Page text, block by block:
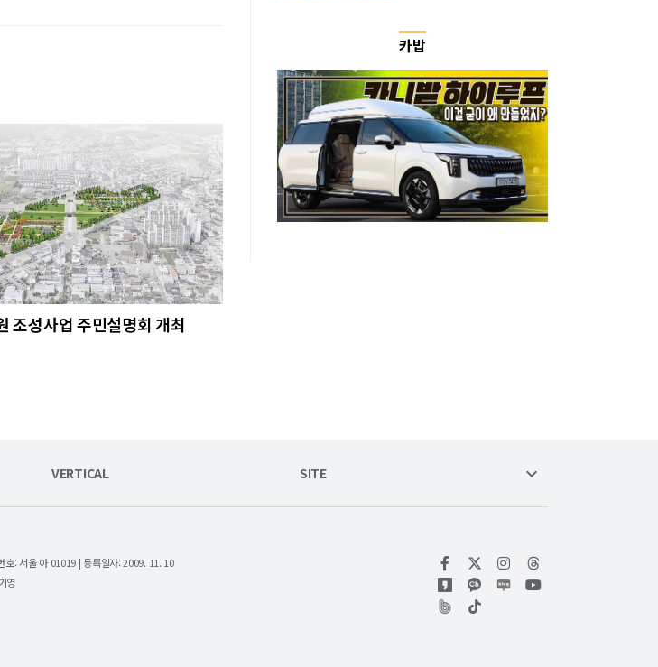
조성사업 주민설명회 개최
카밥
keyboard_arrow_down
VERTICAL SITE
: 서울 아 01019 | 등록일자: 2009. 11. 10
영
위키트리 페이스북위키트리 인스타그램
위키트리 유튜브
위키트리 틱톡